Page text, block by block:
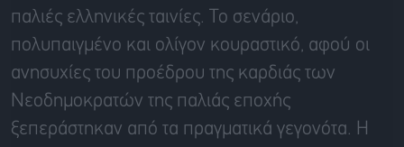
παλιές ελληνικές ταινίες. Το σενάριο,
πολυπαιγμένο και ολίγον κουραστικό, αφού οι
ανησυχίες του προέδρου της καρδιάς των
Νεοδημοκρατών της παλιάς εποχής
ξεπεράστηκαν από τα πραγματικά γεγονότα. Η